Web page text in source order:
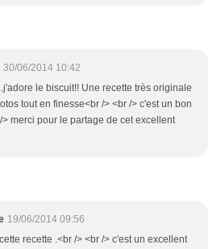
30/06/2014 10:42
le biscuit!! Une recette très originale
tout en finesse<br /> <br /> c'est un bon
> merci pour le partage de cet excellent
19/06/2014 09:56
recette .<br /> <br /> c'est un excellent